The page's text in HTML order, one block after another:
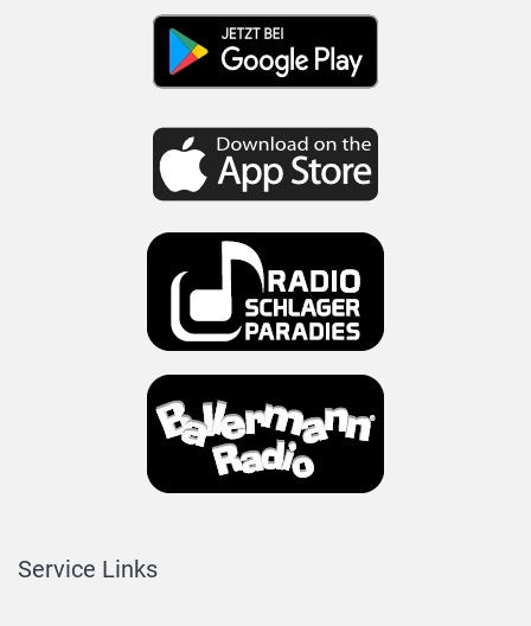
Service Links